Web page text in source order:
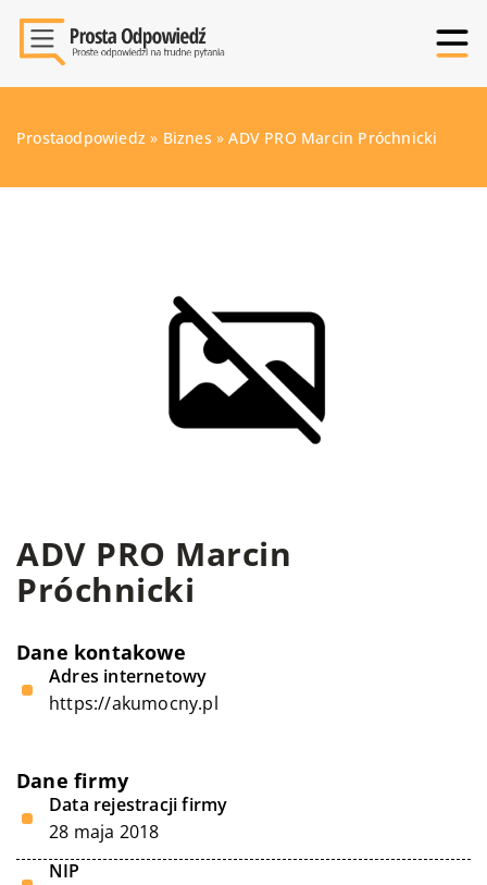
Prostaodpowiedz » Biznes »ADV PRO Marcin Próchnicki
ADV PRO Marcin
Próchnicki
Dane kontakowe
Adres internetowy
https://akumocny.pl
Dane firmy
Data rejestracji firmy
28 maja 2018
NIP